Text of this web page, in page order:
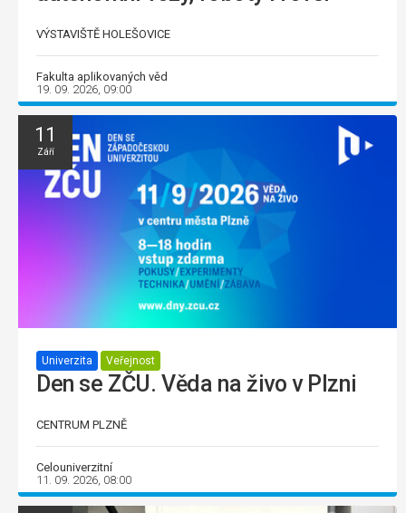
VÝSTAVIŠTĚ HOLEŠOVICE
Fakulta aplikovaných věd
19. 09. 2026, 09:00
11
Září
Univerzita Veřejnost
Den se ZČU. Věda na živo v Plzni
CENTRUM PLZNĚ
Celouniverzitní
11. 09. 2026, 08:00